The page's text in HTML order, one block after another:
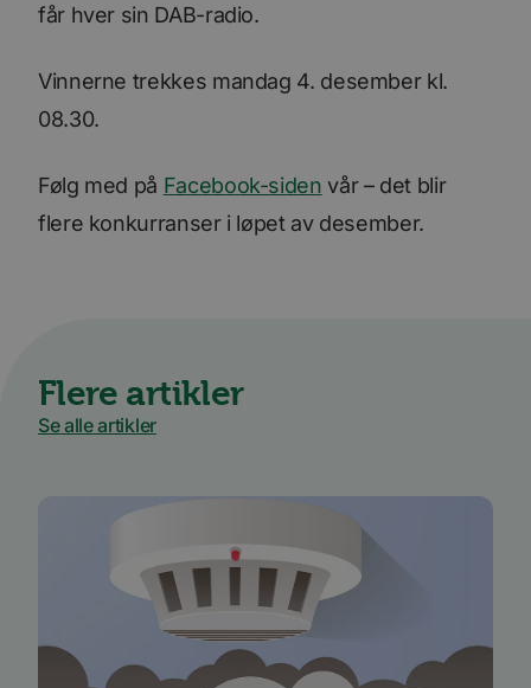
får hver sin DAB-radio.
Vinnerne trekkes mandag 4. desember kl.
08.30.
Følg med på Facebook-siden vår – det blir
flere konkurranser i løpet av desember.
Flere artikler
Se alle artikler